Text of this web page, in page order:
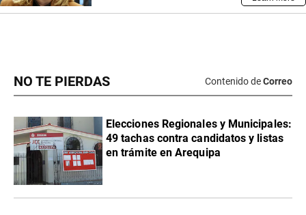
NO TE PIERDAS Contenido deCorreo
Elecciones Regionales y Municipales:
49 tachas contra candidatos y listas
en trámite en Arequipa